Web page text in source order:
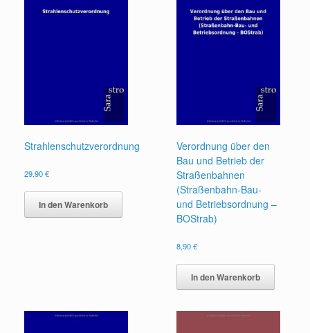
Strahlenschutzverordnung
29,90€
In den Warenkorb
Verordnung über den
Bau und Betrieb der
Straßenbahnen
(Straßenbahn-Bau-
und Betriebsordnung –
BOStrab)
8,90€
In den Warenkorb